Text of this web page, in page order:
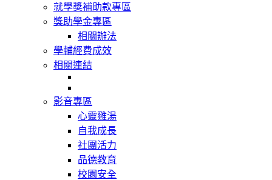
就學獎補助款專區
獎助學金專區
相關辦法
學輔經費成效
相關連結
影音專區
心靈雞湯
自我成長
社團活力
品德教育
校園安全